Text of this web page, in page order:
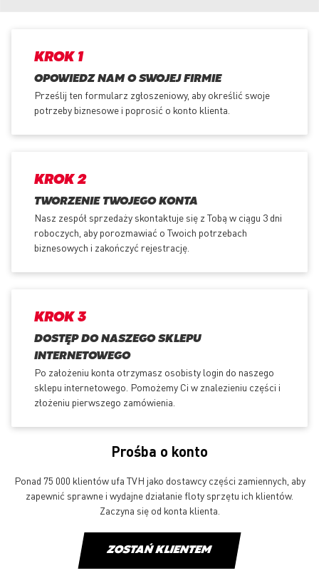
KROK 1
OPOWIEDZ NAM O SWOJEJ FIRMIE
Prześlij ten formularz zgłoszeniowy, aby określić swoje
potrzeby biznesowe i poprosić o konto klienta.
KROK 2
TWORZENIE TWOJEGO KONTA
Nasz zespół sprzedaży skontaktuje się z Tobą w ciągu 3 dni
roboczych, aby porozmawiać o Twoich potrzebach
biznesowych i zakończyć rejestrację.
KROK 3
DOSTĘP DO NASZEGO SKLEPU
INTERNETOWEGO
Po założeniu konta otrzymasz osobisty login do naszego
sklepu internetowego. Pomożemy Ci w znalezieniu części i
złożeniu pierwszego zamówienia.
Prośba o konto
Ponad 75 000 klientów ufa TVH jako dostawcy części zamiennych, aby
zapewnić sprawne i wydajne działanie floty sprzętu ich klientów.
Zaczyna się od konta klienta.
ZOSTAŃ KLIENTEM